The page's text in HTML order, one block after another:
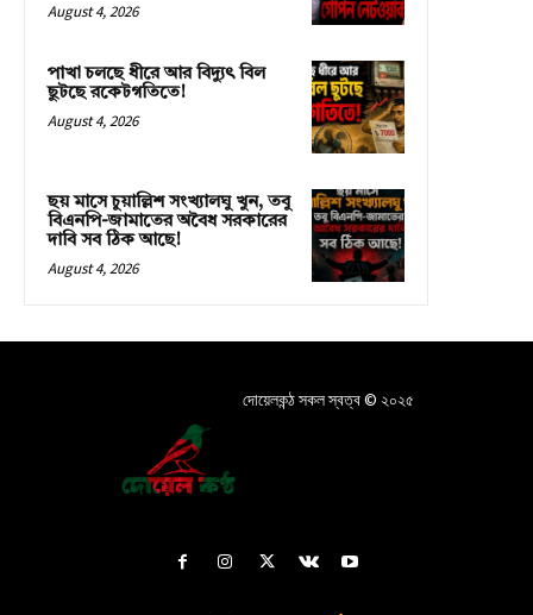
August 4, 2026
পাখা চলছে ধীরে আর বিদ্যুৎ বিল
ছুটছে রকেটগতিতে!
August 4, 2026
ছয় মাসে চুয়াল্লিশ সংখ্যালঘু খুন, তবু
বিএনপি-জামাতের অবৈধ সরকারের
দাবি সব ঠিক আছে!
August 4, 2026
দোয়েলকন্ঠ সকল স্বত্ব © ২০২৫